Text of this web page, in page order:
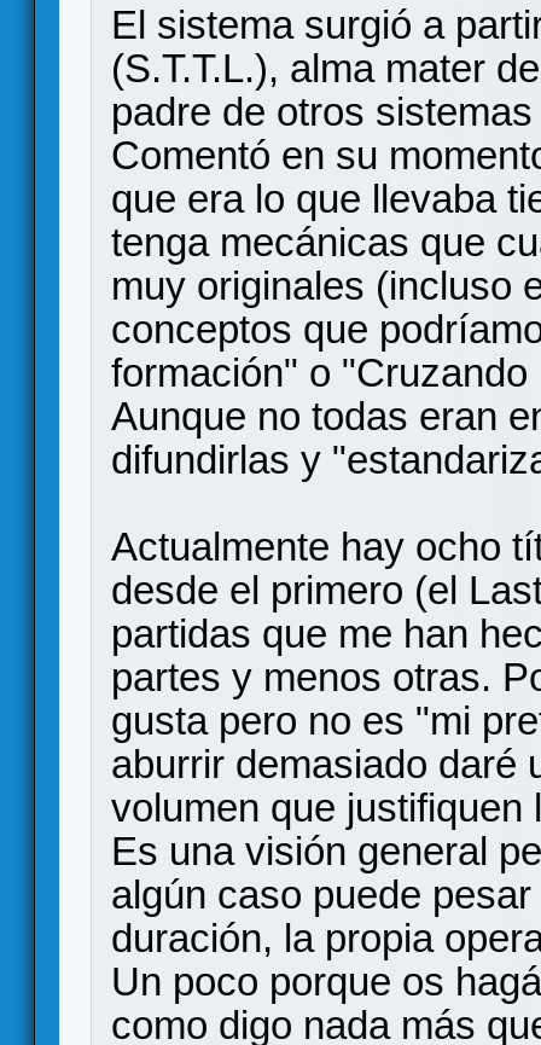
El sistema surgió a
(S.T.T.L.), alma mater
padre de otros
Comentó en su
que era lo que llevaba
tenga mecánicas que
muy originales (incluso
conceptos que
formación" o
Aunque no todas eran
difundirlas y
Actualmente hay ocho
desde el primero (el
partidas que me han
partes y menos otras.
gusta pero no es "mi
aburrir demasiado daré
volumen que
Es una visión general
algún caso puede
duración, la propia
Un poco porque os
como digo nada más